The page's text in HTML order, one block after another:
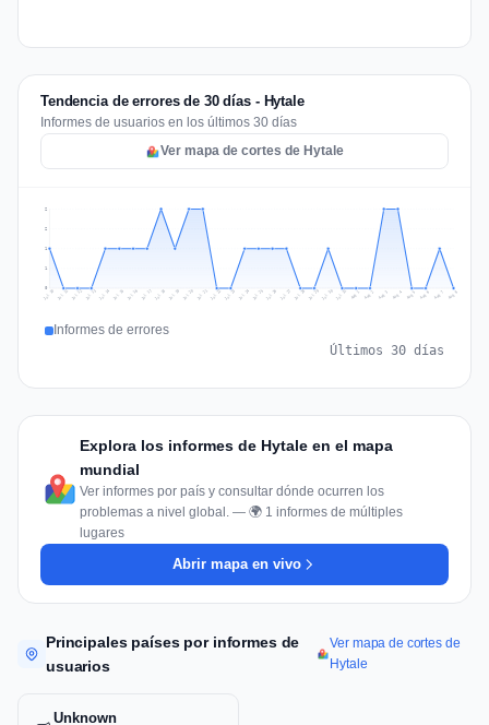
Tendencia de errores de 30 días - Hytale
Informes de usuarios en los últimos 30 días
Ver mapa de cortes de Hytale
1
1
2
2
Jul 10 Jul 11 Jul 12 Jul 13 Jul 14 Jul 15 Jul 16 Jul 17 Jul 18 Jul 19 Jul 20 Jul 21 Jul 22 Jul 23 Jul 24 Jul 25 Jul 26 Jul 27 Jul 28 Jul 29 Jul 30 Jul 31 Aug 1 Aug 2 Aug 3 Aug 4 Aug 5 Aug 6 Aug 7 Aug 8
Informes de errores
Últimos 30 días
Explora los informes de Hytale en el mapa
mundial
Ver informes por país y consultar dónde ocurren los
problemas a nivel global. — 🌍 1 informes de múltiples
lugares
Abrir mapa en vivo
Principales países por informes de
usuarios
Ver mapa de cortes de
Hytale
Unknown